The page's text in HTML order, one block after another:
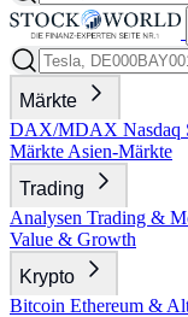
Märkte
DAX/MDAX Nasdaq
Märkte Asien-Märkte
Trading
Analysen Trading &
Value & Growth
Krypto
Bitcoin Ethereum &